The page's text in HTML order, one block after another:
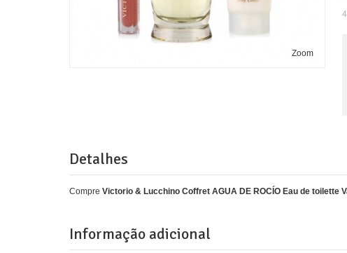
Zoom
Detalhes
CompreVictorio & Lucchino Coffret AGUA DE ROCÍO Eau de toilette
Informação adicional